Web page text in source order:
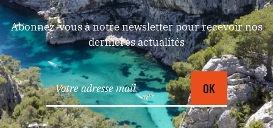
Abonnez-vous à notre newsletter pour recevoir nos
dernières actualités